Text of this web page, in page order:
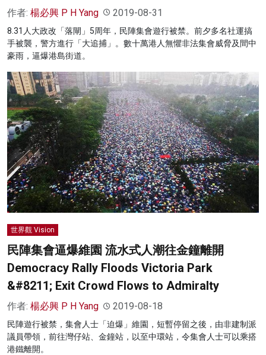
作者: 楊必興 P H Yang 2019-08-31
8.31人大政改「落閘」5周年，民陣集會遊行被禁。前夕多名社運搞
手被襲，警方進行「大追捕」。數十萬港人無懼非法集會威脅及間中
豪雨，逼爆港島街道。
世界觀 Vision
民陣集會逼爆維園 流水式人潮往金鐘離開
Democracy Rally Floods Victoria Park
&#8211; Exit Crowd Flows to Admiralty
作者: 楊必興 P H Yang 2019-08-18
民陣遊行被禁，集會人士「迫爆」維園，短暫停留之後，由非建制派
議員帶領，前往灣仔站、金鐘站，以至中環站，令集會人士可以乘搭
港鐵離開。